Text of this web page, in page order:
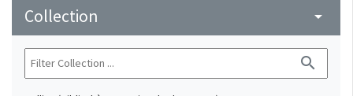
Collection arrow_drop_down
search